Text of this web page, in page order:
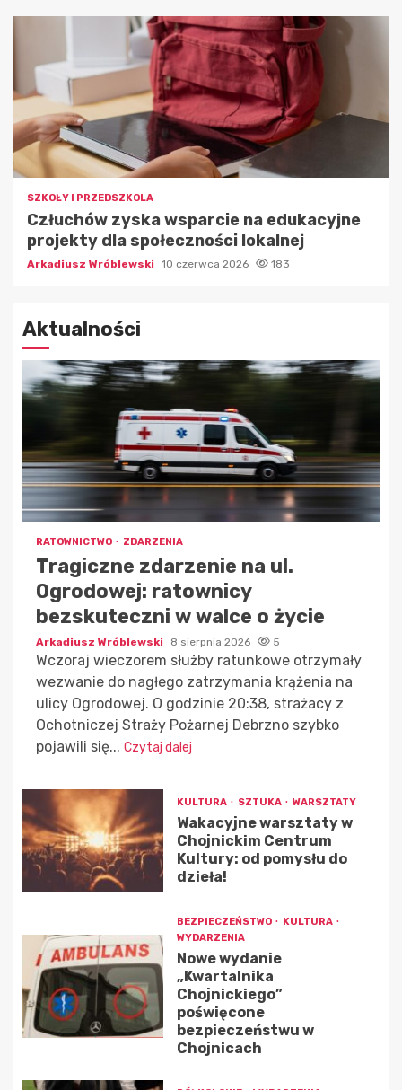
SZKOŁY I PRZEDSZKOLA
Człuchów zyska wsparcie na edukacyjne
projekty dla społeczności lokalnej
Arkadiusz Wróblewski 10 czerwca 2026 183
Aktualności
RATOWNICTWO ZDARZENIA
Tragiczne zdarzenie na ul.
Ogrodowej: ratownicy
bezskuteczni w walce o życie
Arkadiusz Wróblewski 8 sierpnia 2026 5
Wczoraj wieczorem służby ratunkowe otrzymały
wezwanie do nagłego zatrzymania krążenia na
ulicy Ogrodowej. O godzinie 20:38, strażacy z
Ochotniczej Straży Pożarnej Debrzno szybko
pojawili się... Czytaj dalej
KULTURA SZTUKA WARSZTATY
Wakacyjne warsztaty w
Chojnickim Centrum
Kultury: od pomysłu do
dzieła!
BEZPIECZEŃSTWO
KULTURA
WYDARZENIA
Nowe wydanie
„Kwartalnika
Chojnickiego”
poświęcone
bezpieczeństwu w
Chojnicach